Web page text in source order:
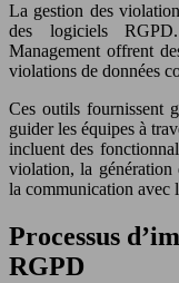
La gestion des
des logiciels
Management offrent
violations de données
Ces outils fournissent
guider les équipes à
incluent des
violation, la génération
la communication avec
Processus
RGPD